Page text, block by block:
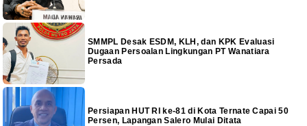
SMMPL Desak ESDM, KLH, dan KPK Evaluasi
Dugaan Persoalan Lingkungan PT Wanatiara
Persada
Persiapan HUT RI ke-81 di Kota Ternate Capai 50
Persen, Lapangan Salero Mulai Ditata